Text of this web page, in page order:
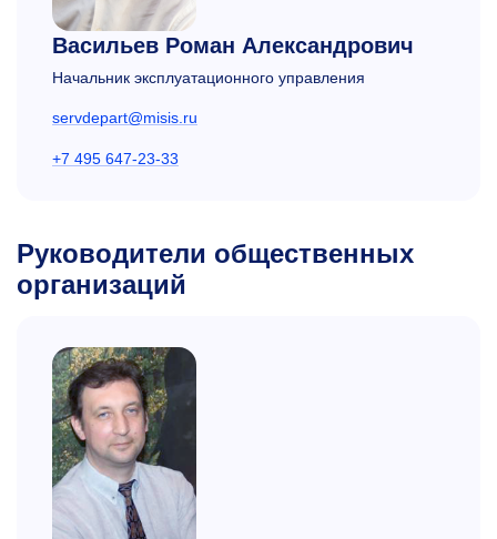
Васильев Роман Александрович
Начальник эксплуатационного управления
servdepart@misis.ru
+7 495 647-23-33
Руководители общественных
организаций